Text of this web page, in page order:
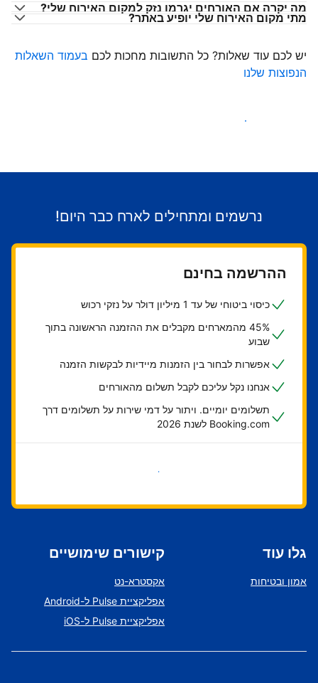
מה יקרה אם האורחים יגרמו נזק למקום האירוח שלי?
מתי מקום האירוח שלי יופיע באתר?
יש לכם עוד שאלות? כל התשובות מחכות לכם בעמוד השאלות
הנפוצות שלנו
התחילו לקבל אורחים
נרשמים ומתחילים לארח כבר היום!
ההרשמה בחינם
כיסוי ביטוחי של עד 1 מיליון דולר על נזקי רכוש
45% מהמארחים מקבלים את ההזמנה הראשונה בתוך
שבוע
אפשרות לבחור בין הזמנות מיידיות לבקשות הזמנה
אנחנו נקל עליכם לקבל תשלום מהאורחים
תשלומים יומיים. ויתור על דמי שירות על תשלומים דרך
Booking.com לשנת 2026
בואו נתחיל
גלו עוד
אמון ובטיחות
קישורים שימושיים
אקסטרא-נט
אפליקציית Pulse ל-Android
אפליקציית Pulse ל-iOS